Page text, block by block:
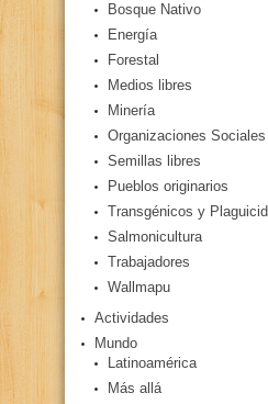
Bosque Nativo
Energía
Forestal
Medios libres
Minería
Organizaciones Sociales
Semillas libres
Pueblos originarios
Transgénicos y
Salmonicultura
Trabajadores
Wallmapu
Actividades
Mundo
Latinoamérica
Más allá